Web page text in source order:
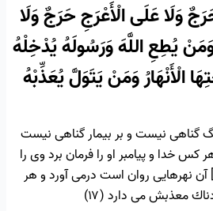
وَلَا عَلَى الْأَعْرَجِ حَرَجٌ وَلَا
يُطِعِ اللَّهَ وَرَسُولَهُ يُدْخِلْهُ
الْأَنْهَارُ وَمَنْ يَتَوَلَّ يُعَذِّبْهُ
گناهى نيست و بر بيمار گناهى نيست
خدا و پيامبر او را فرمان برد وى را
آن نهرهايى روان است درمى ‏آورد و هر
معذبش مى دارد (۱۷)